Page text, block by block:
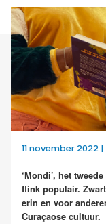
11 november 2022
‘Mondi’, het
flink populair.
erin en voor
Curaçaose cultuur.